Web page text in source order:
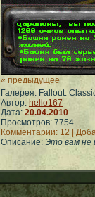
« предыдущее
Галерея: Fallout:
Автор: hello167
Дата: 20.04.2010
Просмотров: 7754
Комментарии: 12 |
Описание: Это вам не